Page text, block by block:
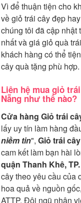
Vì để thuận tiện cho
về giỏ trái cây đẹp
chúng tôi đã cập nhật
nhất và giá giỏ quà
khách hàng có thể
cây quà tặng phù hợp.
Liên hệ mua giỏ
Nẵng như thế nào?
Cửa hàng Giỏ trái
lấy uy tín làm hàng
niềm tin", Giỏ trái cây
cam kết làm bạn hài
quận Thanh Khê,
cây theo yêu cầu của
hoa quả về nguồn
ATTP. Đội ngũ nhân